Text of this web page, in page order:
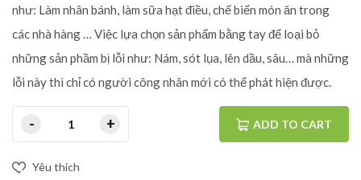
như: Làm nhân bánh, làm sữa hạt điều, chế biến món ăn trong
các nhà hàng … Việc lựa chọn sản phẩm bằng tay để loại bỏ
những sản phầm bị lỗi như: Nám, sót lụa, lên dầu, sâu… mà những
lỗi này thì chỉ có người công nhân mới có thể phát hiện được.
ADD TO CART
Yêu thích